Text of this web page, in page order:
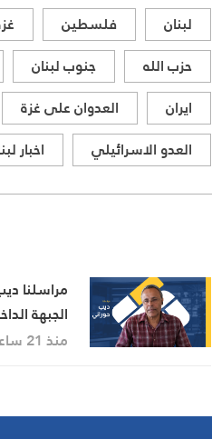
لبنان فلسطين
حزب الله
جنوب لبنان
ايران
العدوان على غزة
العدو الاسرائيلي
اخبار
مراسلنا
الجبهة
منذ 21 ساعة